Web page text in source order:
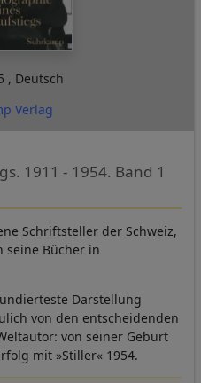
, Deutsch
Verlag
1911 - 1954. Band 1
Schriftsteller der Schweiz,
seine Bücher in
Darstellung
von den entscheidenden
von seiner Geburt
mit »Stiller« 1954.